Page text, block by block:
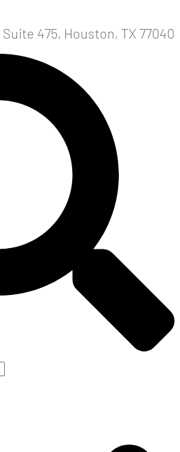
475, Houston, TX 77040